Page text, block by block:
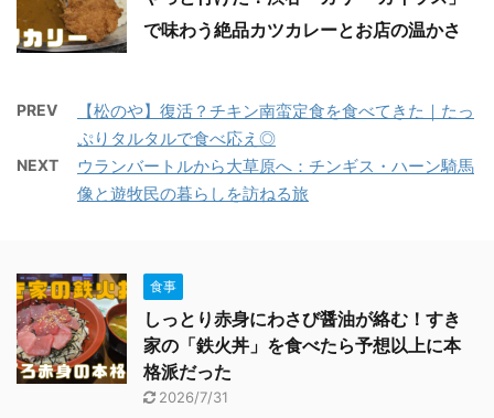
で味わう絶品カツカレーとお店の温かさ
PREV
【松のや】復活？チキン南蛮定食を食べてきた｜たっ
ぷりタルタルで食べ応え◎
NEXT
ウランバートルから大草原へ：チンギス・ハーン騎馬
像と遊牧民の暮らしを訪ねる旅
食事
しっとり赤身にわさび醤油が絡む！すき
家の「鉄火丼」を食べたら予想以上に本
格派だった
2026/7/31